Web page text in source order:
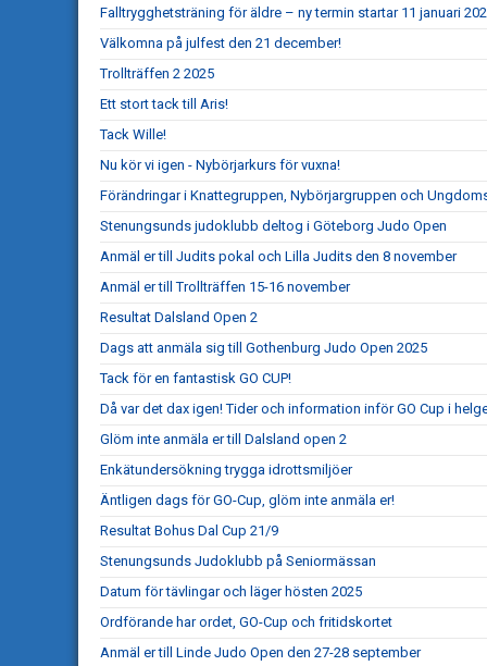
Falltrygghetsträning för äldre – ny termin startar 11 januari
Välkomna på julfest den 21 december!
Trollträffen 2 2025
Ett stort tack till Aris!
Tack Wille!
Nu kör vi igen - Nybörjarkurs för vuxna!
Förändringar i Knattegruppen, Nybörjargruppen och
Stenungsunds judoklubb deltog i Göteborg Judo Open
Anmäl er till Judits pokal och Lilla Judits den 8 november
Anmäl er till Trollträffen 15-16 november
Resultat Dalsland Open 2
Dags att anmäla sig till Gothenburg Judo Open 2025
Tack för en fantastisk GO CUP!
Då var det dax igen! Tider och information inför GO Cup i
Glöm inte anmäla er till Dalsland open 2
Enkätundersökning trygga idrottsmiljöer
Äntligen dags för GO-Cup, glöm inte anmäla er!
Resultat Bohus Dal Cup 21/9
Stenungsunds Judoklubb på Seniormässan
Datum för tävlingar och läger hösten 2025
Ordförande har ordet, GO-Cup och fritidskortet
Anmäl er till Linde Judo Open den 27-28 september